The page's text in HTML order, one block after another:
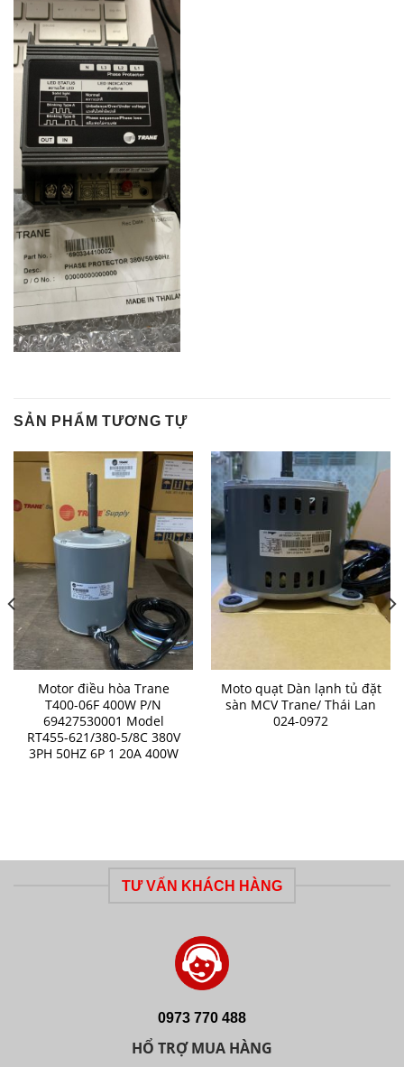
SẢN PHẨM TƯƠNG TỰ
Motor điều hòa Trane
T400-06F 400W P/N
69427530001 Model
RT455-621/380-5/8C 380V
3PH 50HZ 6P 1 20A 400W
Moto quạt Dàn lạnh tủ đặt
sàn MCV Trane/ Thái Lan
024-0972
TƯ VẤN KHÁCH HÀNG
0973 770 488
HỔ TRỢ MUA HÀNG